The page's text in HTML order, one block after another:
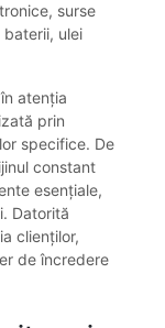
surse
ulei
atenția
prin
specifice. De
constant
esențiale,
Datorită
clienților,
de încredere